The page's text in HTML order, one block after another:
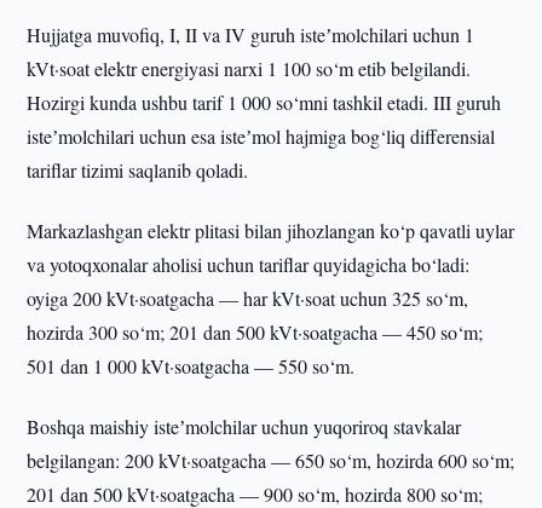
Hujjatga muvofiq, I, II va IV guruh isteʼmolchilari uchun 1
kVt·soat elektr energiyasi narxi 1 100 so‘m etib belgilandi.
Hozirgi kunda ushbu tarif 1 000 so‘mni tashkil etadi. III guruh
isteʼmolchilari uchun esa isteʼmol hajmiga bog‘liq differensial
tariflar tizimi saqlanib qoladi.
Markazlashgan elektr plitasi bilan jihozlangan ko‘p qavatli uylar
va yotoqxonalar aholisi uchun tariflar quyidagicha bo‘ladi:
oyiga 200 kVt·soatgacha — har kVt·soat uchun 325 so‘m,
hozirda 300 so‘m; 201 dan 500 kVt·soatgacha — 450 so‘m;
501 dan 1 000 kVt·soatgacha — 550 so‘m.
Boshqa maishiy isteʼmolchilar uchun yuqoriroq stavkalar
belgilangan: 200 kVt·soatgacha — 650 so‘m, hozirda 600 so‘m;
201 dan 500 kVt·soatgacha — 900 so‘m, hozirda 800 so‘m;